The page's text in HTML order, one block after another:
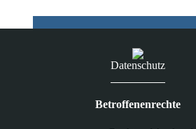
Datenschutz
Betroffenenrechte